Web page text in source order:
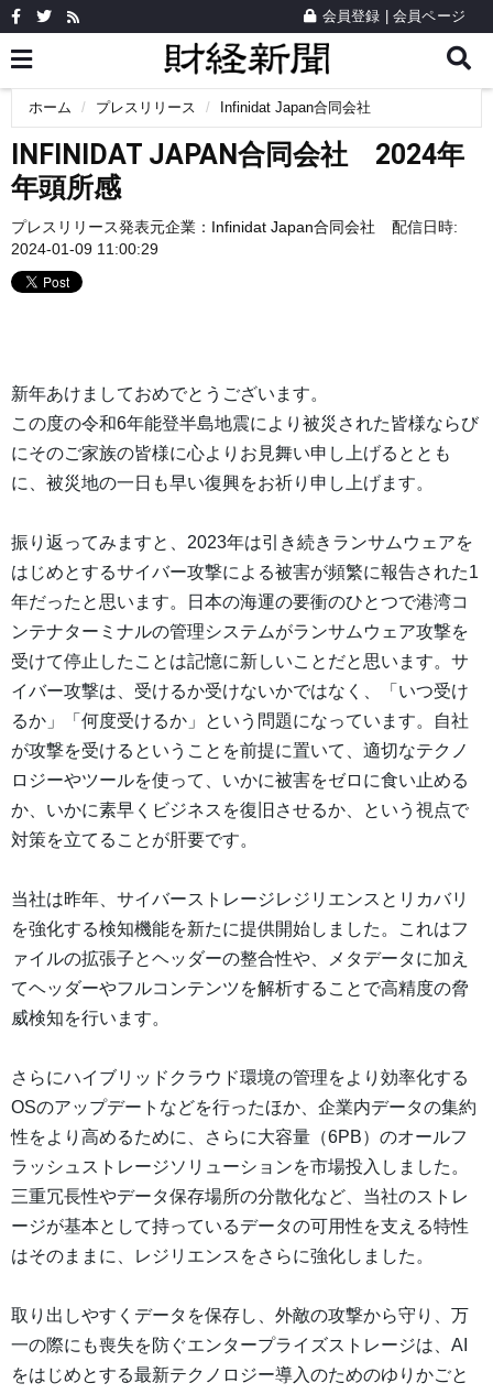
会員登録 会員ページ
ホーム プレスリリース Infinidat Japan合同会社
INFINIDAT JAPAN合同会社 2024年
年頭所感
プレスリリース発表元企業： Infinidat Japan合同会社
配信日時:
2024-01-09 11:00:29
新年あけましておめでとうございます。
この度の令和6年能登半島地震により被災された皆様ならび
にそのご家族の皆様に心よりお見舞い申し上げるととも
に、被災地の一日も早い復興をお祈り申し上げます。
振り返ってみますと、2023年は引き続きランサムウェアを
はじめとするサイバー攻撃による被害が頻繁に報告された1
年だったと思います。日本の海運の要衝のひとつで港湾コ
ンテナターミナルの管理システムがランサムウェア攻撃を
受けて停止したことは記憶に新しいことだと思います。サ
イバー攻撃は、受けるか受けないかではなく、「いつ受け
るか」「何度受けるか」という問題になっています。自社
が攻撃を受けるということを前提に置いて、適切なテクノ
ロジーやツールを使って、いかに被害をゼロに食い止める
か、いかに素早くビジネスを復旧させるか、という視点で
対策を立てることが肝要です。
当社は昨年、サイバーストレージレジリエンスとリカバリ
を強化する検知機能を新たに提供開始しました。これはフ
ァイルの拡張子とヘッダーの整合性や、メタデータに加え
てヘッダーやフルコンテンツを解析することで高精度の脅
威検知を行います。
さらにハイブリッドクラウド環境の管理をより効率化する
OSのアップデートなどを行ったほか、企業内データの集約
性をより高めるために、さらに大容量（6PB）のオールフ
ラッシュストレージソリューションを市場投入しました。
三重冗長性やデータ保存場所の分散化など、当社のストレ
ージが基本として持っているデータの可用性を支える特性
はそのままに、レジリエンスをさらに強化しました。
取り出しやすくデータを保存し、外敵の攻撃から守り、万
一の際にも喪失を防ぐエンタープライズストレージは、AI
をはじめとする最新テクノロジー導入のためのゆりかごと